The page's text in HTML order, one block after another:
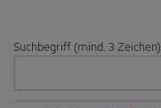
Suchbegriff (mind. 3 Zeichen)